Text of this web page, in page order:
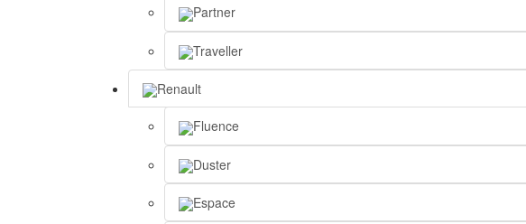
Partner
Traveller
Renault
Fluence
Duster
Espace